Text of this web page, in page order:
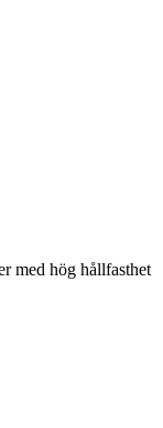
med hög hållfasthet